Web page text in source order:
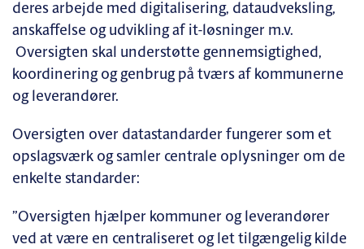
deres arbejde med digitalisering, dataudveksling,
anskaffelse og udvikling af it-løsninger m.v.
Oversigten skal understøtte gennemsigtighed,
koordinering og genbrug på tværs af kommunerne
og leverandører.
Oversigten over datastandarder fungerer som et
opslagsværk og samler centrale oplysninger om de
enkelte standarder:
”Oversigten hjælper kommuner og leverandører
ved at være en centraliseret og let tilgængelig kilde